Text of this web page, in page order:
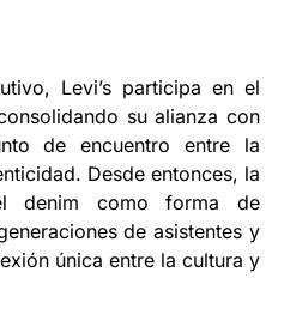
Levi’s participa en el
su alianza con
de encuentro entre la
Desde entonces, la
denim como forma de
de asistentes y
única entre la cultura y